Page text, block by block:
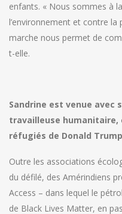
enfants. « Nous sommes à
l’environnement et contre
marche nous permet de
t-elle.
Sandrine est venue avec
travailleuse humanitaire,
réfugiés de Donald
Outre les associations
du défilé, des Amérindiens
Access – dans lequel le
de Black Lives Matter, en